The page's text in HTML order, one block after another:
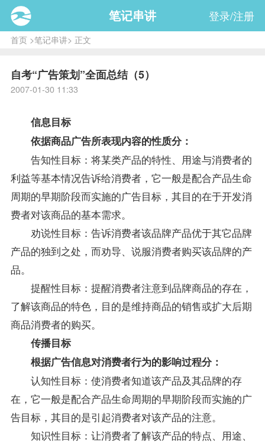
笔记串讲 登录/注册
首页>笔记串讲> 正文
自考“广告策划”全面总结（5）
2007-01-30 11:33
信息目标
依据商品广告所表现内容的性质分：
告知性目标：将某类产品的特性、用途与消费者的
利益等基本情况告诉给消费者，它一般是配合产品生命
周期的早期阶段而实施的广告目标，其目的在于开发消
费者对该商品的基本需求。
劝说性目标：告诉消费者该品牌产品优于其它品牌
产品的独到之处，而劝导、说服消费者购买该品牌的产
品。
提醒性目标：提醒消费者注意到品牌商品的存在，
了解该商品的特色，目的是维持商品的销售或扩大后期
商品消费者的购买。
传播目标
根据广告信息对消费者行为的影响过程分：
认知性目标：使消费者知道该产品及其品牌的存
在，它一般是配合产品生命周期的早期阶段而实施的广
告目标，其目的是引起消费者对该产品的注意。
知识性目标：让消费者了解该产品的特点、用途、